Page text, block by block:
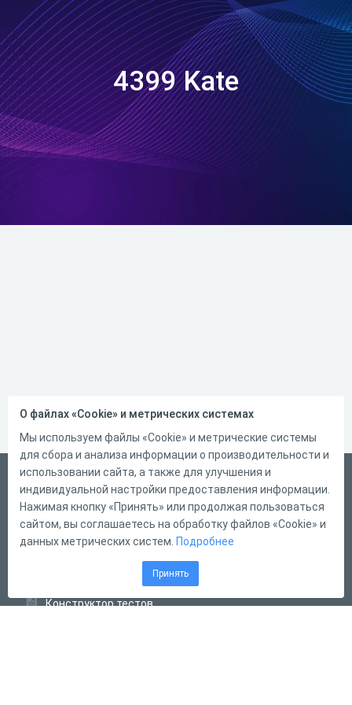
4399 Kate
Русский
Справка
Форма обратной связи
Конструктор тестов
О файлах «Cookie» и метрических системах
Мы используем файлы «Cookie» и метрические системы
для сбора и анализа информации о производительности и
использовании сайта, а также для улучшения и
индивидуальной настройки предоставления информации.
Нажимая кнопку «Принять» или продолжая пользоваться
сайтом, вы соглашаетесь на обработку файлов «Cookie» и
данных метрических систем. Подробнее
Принять